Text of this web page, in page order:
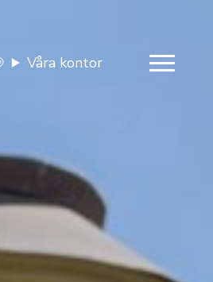
Våra kontor